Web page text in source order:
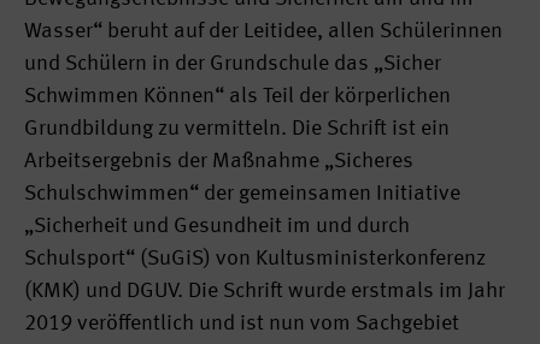
Wasser“ beruht auf der Leitidee, allen Schülerinnen
und Schülern in der Grundschule das „Sicher
Schwimmen Können“ als Teil der körperlichen
Grundbildung zu vermitteln. Die Schrift ist ein
Arbeitsergebnis der Maßnahme „Sicheres
Schulschwimmen“ der gemeinsamen Initiative
„Sicherheit und Gesundheit im und durch
Schulsport“ (SuGiS) von Kultusministerkonferenz
(KMK) und DGUV. Die Schrift wurde erstmals im Jahr
2019 veröffentlich und ist nun vom Sachgebiet